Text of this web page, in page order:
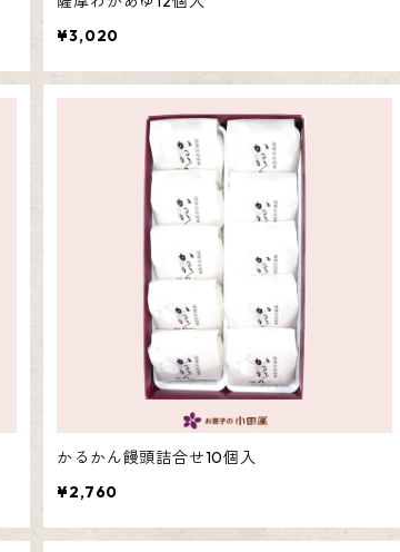
¥3,020
かるかん饅頭詰合せ10個入
¥2,760